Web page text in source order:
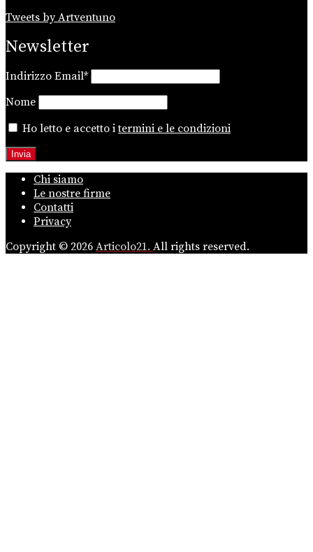
Tweets by Artventuno
Newsletter
Indirizzo Email*
Nome
Ho letto e accetto itermini e le condizioni
Chi siamo
Le nostre firme
Contatti
Privacy
Copyright © 2026 Articolo21. All rights reserved.